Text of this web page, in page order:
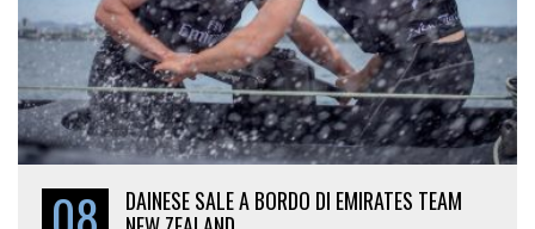
DAINESE SALE A BORDO DI EMIRATES TEAM